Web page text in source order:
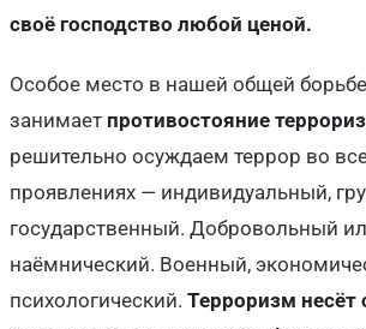
своё господство любой ценой.
Особое место в нашей общей борьбе
занимает противостояние
решительно осуждаем террор во
проявлениях — индивидуальный,
государственный. Добровольный
наёмнический. Военный,
психологический. Терроризм несёт